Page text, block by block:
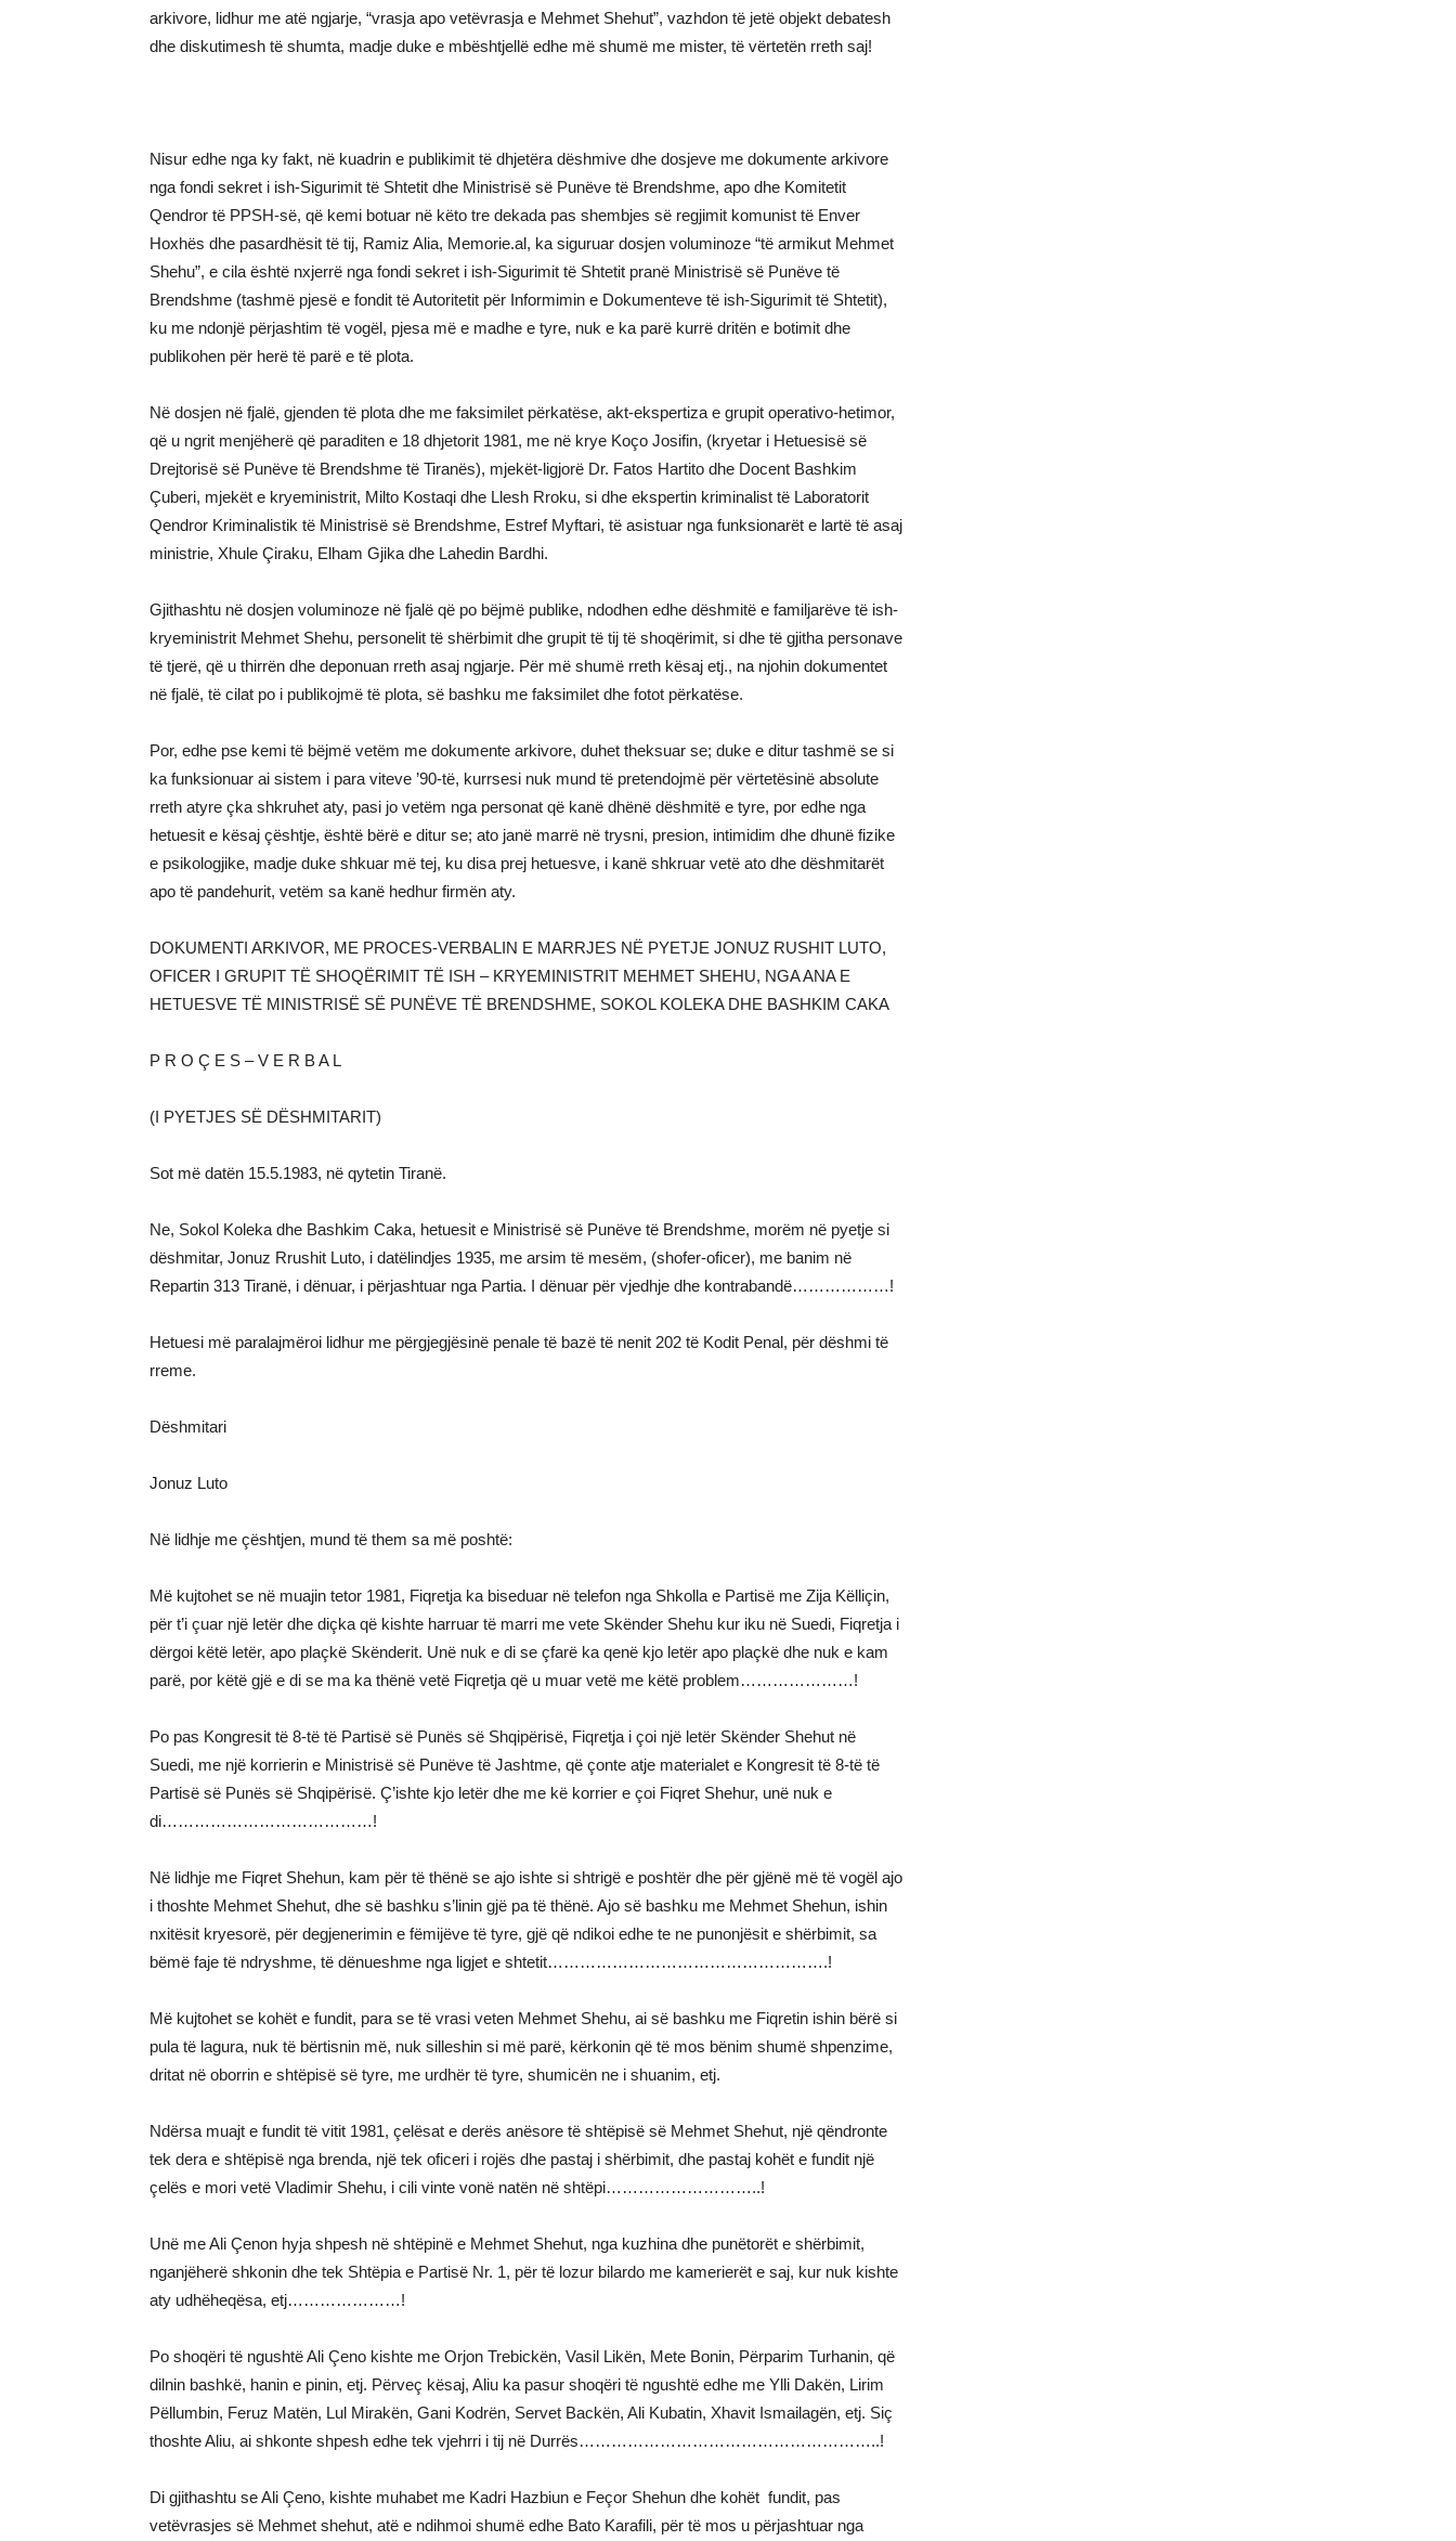
arkivore, lidhur me atë ngjarje, “vrasja apo vetëvrasja e Mehmet Shehut”, vazhdon të jetë objekt debatesh
dhe diskutimesh të shumta, madje duke e mbështjellë edhe më shumë me mister, të vërtetën rreth saj!
Nisur edhe nga ky fakt, në kuadrin e publikimit të dhjetëra dëshmive dhe dosjeve me dokumente arkivore
nga fondi sekret i ish-Sigurimit të Shtetit dhe Ministrisë së Punëve të Brendshme, apo dhe Komitetit
Qendror të PPSH-së, që kemi botuar në këto tre dekada pas shembjes së regjimit komunist të Enver
Hoxhës dhe pasardhësit të tij, Ramiz Alia, Memorie.al, ka siguruar dosjen voluminoze “të armikut Mehmet
Shehu”, e cila është nxjerrë nga fondi sekret i ish-Sigurimit të Shtetit pranë Ministrisë së Punëve të
Brendshme (tashmë pjesë e fondit të Autoritetit për Informimin e Dokumenteve të ish-Sigurimit të Shtetit),
ku me ndonjë përjashtim të vogël, pjesa më e madhe e tyre, nuk e ka parë kurrë dritën e botimit dhe
publikohen për herë të parë e të plota.
Në dosjen në fjalë, gjenden të plota dhe me faksimilet përkatëse, akt-ekspertiza e grupit operativo-hetimor,
që u ngrit menjëherë që paraditen e 18 dhjetorit 1981, me në krye Koço Josifin, (kryetar i Hetuesisë së
Drejtorisë së Punëve të Brendshme të Tiranës), mjekët-ligjorë Dr. Fatos Hartito dhe Docent Bashkim
Çuberi, mjekët e kryeministrit, Milto Kostaqi dhe Llesh Rroku, si dhe ekspertin kriminalist të Laboratorit
Qendror Kriminalistik të Ministrisë së Brendshme, Estref Myftari, të asistuar nga funksionarët e lartë të asaj
ministrie, Xhule Çiraku, Elham Gjika dhe Lahedin Bardhi.
Gjithashtu në dosjen voluminoze në fjalë që po bëjmë publike, ndodhen edhe dëshmitë e familjarëve të ish-
kryeministrit Mehmet Shehu, personelit të shërbimit dhe grupit të tij të shoqërimit, si dhe të gjitha personave
të tjerë, që u thirrën dhe deponuan rreth asaj ngjarje. Për më shumë rreth kësaj etj., na njohin dokumentet
në fjalë, të cilat po i publikojmë të plota, së bashku me faksimilet dhe fotot përkatëse.
Por, edhe pse kemi të bëjmë vetëm me dokumente arkivore, duhet theksuar se; duke e ditur tashmë se si
ka funksionuar ai sistem i para viteve ’90-të, kurrsesi nuk mund të pretendojmë për vërtetësinë absolute
rreth atyre çka shkruhet aty, pasi jo vetëm nga personat që kanë dhënë dëshmitë e tyre, por edhe nga
hetuesit e kësaj çështje, është bërë e ditur se; ato janë marrë në trysni, presion, intimidim dhe dhunë fizike
e psikologjike, madje duke shkuar më tej, ku disa prej hetuesve, i kanë shkruar vetë ato dhe dëshmitarët
apo të pandehurit, vetëm sa kanë hedhur firmën aty.
DOKUMENTI ARKIVOR, ME PROCES-VERBALIN E MARRJES NË PYETJE JONUZ RUSHIT LUTO,
OFICER I GRUPIT TË SHOQËRIMIT TË ISH – KRYEMINISTRIT MEHMET SHEHU, NGA ANA E
HETUESVE TË MINISTRISË SË PUNËVE TË BRENDSHME, SOKOL KOLEKA DHE BASHKIM CAKA
P R O Ç E S – V E R B A L
(I PYETJES SË DËSHMITARIT)
Sot më datën 15.5.1983, në qytetin Tiranë.
Ne, Sokol Koleka dhe Bashkim Caka, hetuesit e Ministrisë së Punëve të Brendshme, morëm në pyetje si
dëshmitar, Jonuz Rrushit Luto, i datëlindjes 1935, me arsim të mesëm, (shofer-oficer), me banim në
Repartin 313 Tiranë, i dënuar, i përjashtuar nga Partia. I dënuar për vjedhje dhe kontrabandë………………!
Hetuesi më paralajmëroi lidhur me përgjegjësinë penale të bazë të nenit 202 të Kodit Penal, për dëshmi të
rreme.
Dëshmitari
Jonuz Luto
Në lidhje me çështjen, mund të them sa më poshtë:
Më kujtohet se në muajin tetor 1981, Fiqretja ka biseduar në telefon nga Shkolla e Partisë me Zija Këlliçin,
për t’i çuar një letër dhe diçka që kishte harruar të marri me vete Skënder Shehu kur iku në Suedi, Fiqretja i
dërgoi këtë letër, apo plaçkë Skënderit. Unë nuk e di se çfarë ka qenë kjo letër apo plaçkë dhe nuk e kam
parë, por këtë gjë e di se ma ka thënë vetë Fiqretja që u muar vetë me këtë problem…………………!
Po pas Kongresit të 8-të të Partisë së Punës së Shqipërisë, Fiqretja i çoi një letër Skënder Shehut në
Suedi, me një korrierin e Ministrisë së Punëve të Jashtme, që çonte atje materialet e Kongresit të 8-të të
Partisë së Punës së Shqipërisë. Ç’ishte kjo letër dhe me kë korrier e çoi Fiqret Shehur, unë nuk e
di…………………………………!
Në lidhje me Fiqret Shehun, kam për të thënë se ajo ishte si shtrigë e poshtër dhe për gjënë më të vogël ajo
i thoshte Mehmet Shehut, dhe së bashku s’linin gjë pa të thënë. Ajo së bashku me Mehmet Shehun, ishin
nxitësit kryesorë, për degjenerimin e fëmijëve të tyre, gjë që ndikoi edhe te ne punonjësit e shërbimit, sa
bëmë faje të ndryshme, të dënueshme nga ligjet e shtetit…………………………………………….!
Më kujtohet se kohët e fundit, para se të vrasi veten Mehmet Shehu, ai së bashku me Fiqretin ishin bërë si
pula të lagura, nuk të bërtisnin më, nuk silleshin si më parë, kërkonin që të mos bënim shumë shpenzime,
dritat në oborrin e shtëpisë së tyre, me urdhër të tyre, shumicën ne i shuanim, etj.
Ndërsa muajt e fundit të vitit 1981, çelësat e derës anësore të shtëpisë së Mehmet Shehut, një qëndronte
tek dera e shtëpisë nga brenda, një tek oficeri i rojës dhe pastaj i shërbimit, dhe pastaj kohët e fundit një
çelës e mori vetë Vladimir Shehu, i cili vinte vonë natën në shtëpi………………………..!
Unë me Ali Çenon hyja shpesh në shtëpinë e Mehmet Shehut, nga kuzhina dhe punëtorët e shërbimit,
nganjëherë shkonin dhe tek Shtëpia e Partisë Nr. 1, për të lozur bilardo me kamerierët e saj, kur nuk kishte
aty udhëheqësa, etj…………………!
Po shoqëri të ngushtë Ali Çeno kishte me Orjon Trebickën, Vasil Likën, Mete Bonin, Përparim Turhanin, që
dilnin bashkë, hanin e pinin, etj. Përveç kësaj, Aliu ka pasur shoqëri të ngushtë edhe me Ylli Dakën, Lirim
Pëllumbin, Feruz Matën, Lul Mirakën, Gani Kodrën, Servet Backën, Ali Kubatin, Xhavit Ismailagën, etj. Siç
thoshte Aliu, ai shkonte shpesh edhe tek vjehrri i tij në Durrës………………………………………………..!
Di gjithashtu se Ali Çeno, kishte muhabet me Kadri Hazbiun e Feçor Shehun dhe kohët fundit, pas
vetëvrasjes së Mehmet shehut, atë e ndihmoi shumë edhe Bato Karafili, për të mos u përjashtuar nga